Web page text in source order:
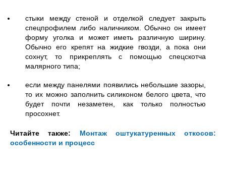
стыки между стеной и отделкой следует закрыть
спецпрофилем либо наличником. Обычно он имеет
форму уголка и может иметь различную ширину.
Обычно его крепят на жидкие гвозди, а пока они
сохнут, то прикреплять с помощью спецскотча
малярного типа;
если между панелями появились небольшие зазоры,
то их можно заполнить силиконом белого цвета, что
будет почти незаметен, как только полностью
просохнет.
Читайте также: Монтаж оштукатуренных откосов:
особенности и процесс